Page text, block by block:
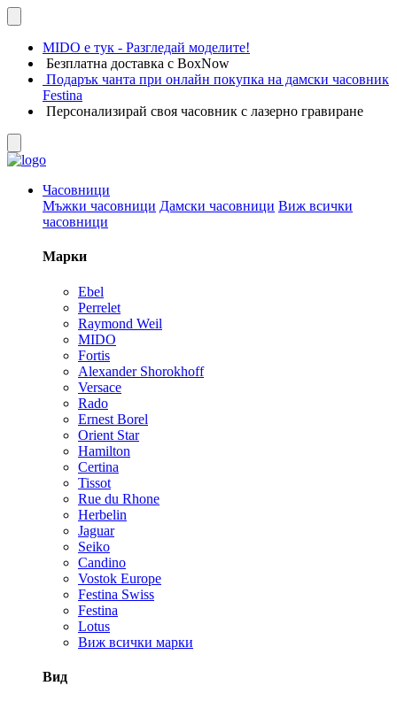
MIDO е тук - Разгледай моделите!
Безплатна доставка с BoxNow
Подарък чанта при онлайн покупка на дамски часовник
Festina
Персонализирай своя часовник с лазерно гравиране
Часовници
Мъжки часовници Дамски часовници Виж всички
часовници
Марки
Ebel
Perrelet
Raymond Weil
MIDO
Fortis
Alexander Shorokhoff
Versace
Rado
Ernest Borel
Orient Star
Hamilton
Certina
Tissot
Rue du Rhone
Herbelin
Jaguar
Seiko
Candino
Vostok Europe
Festina Swiss
Festina
Lotus
Виж всички марки
Вид